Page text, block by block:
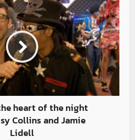
heart of the night
Collins and Jamie
Lidell